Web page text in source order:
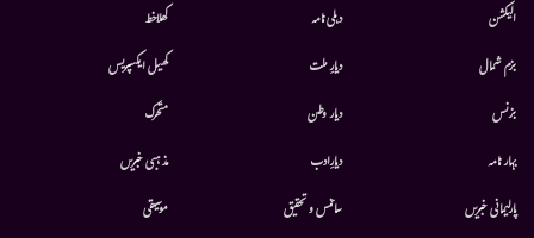
الیکشن
بزم شمال
بزنس
بہار نامہ
پارلیمانی خبریں
دہلی نامہ
دیارِ ملت
دیار وطن
دیارِادب
سائنس و تحقیق
کھلاخط
کھیل ایکسپریس
متحرك
مذہبی خبریں
موسيقى